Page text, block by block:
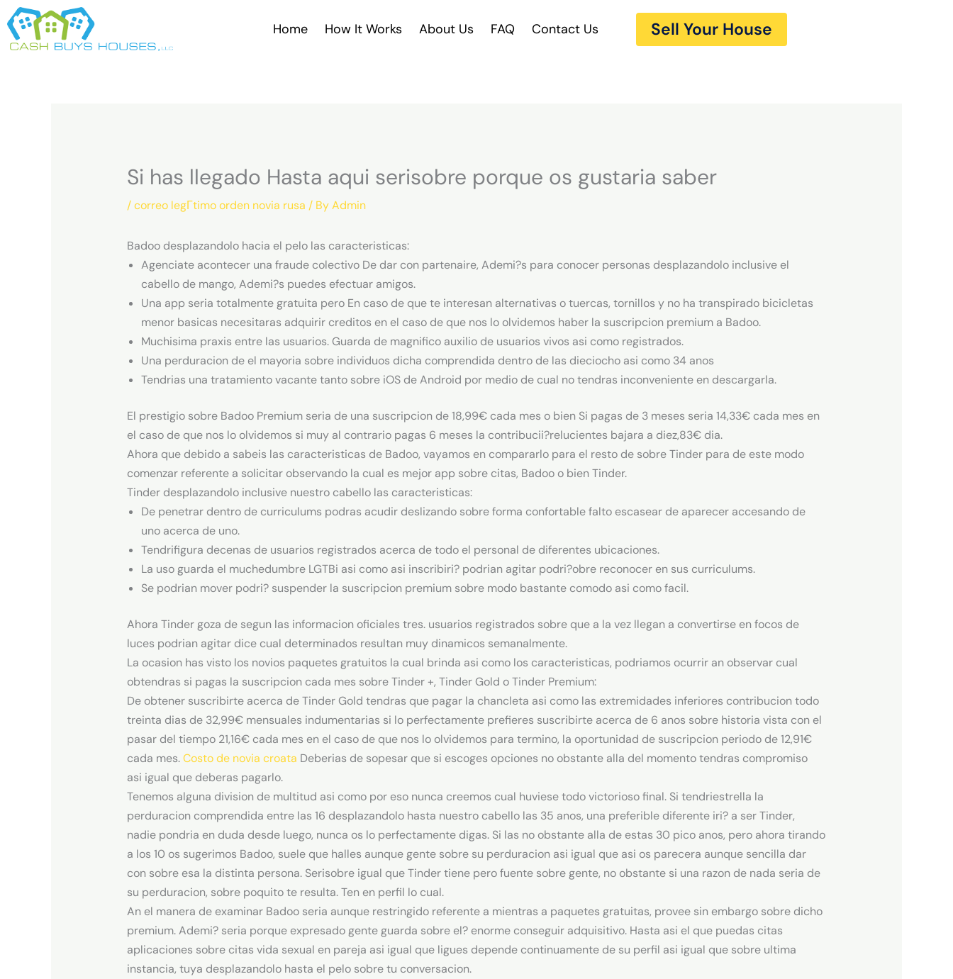
Skip
to
content
Home How It Works About Us FAQ Contact Us Sell Your House
Si has llegado Hasta aqui seri­sobre porque os gustaria saber
/correo legГ­timo orden novia rusa / ByAdmin
Badoo desplazandolo hacia el pelo las caracteristicas:
Agenciate acontecer una fraude colectivo De dar con partenaire, Ademi?s para conocer personas desplazandolo inclusive el
cabello de mango, Ademi?s puedes efectuar amigos.
Una app seri­a totalmente gratuita pero En caso de que te interesan alternativas o tuercas, tornillos y no ha transpirado bicicletas
menor basicas necesitaras adquirir creditos en el caso de que nos lo olvidemos haber la suscripcion premium a Badoo.
Muchisima praxis entre las usuarios. Guarda de magnifico auxilio de usuarios vivos asi­ como registrados.
Una perduracion de el mayoria sobre individuos dicha comprendida dentro de las dieciocho asi­ como 34 anos
Tendri­as una tratamiento vacante tanto sobre iOS de Android por medio de cual no tendras inconveniente en descargarla.
El prestigio sobre Badoo Premium seri­a de una suscripcion de 18,99€ cada mes o bien Si pagas de 3 meses seria 14,33€ cada mes en
el caso de que nos lo olvidemos si muy al contrario pagas 6 meses la contribucii?relucientes bajara a diez,83€ dia.
Ahora que debido a sabeis las caracteristicas de Badoo, vayamos en compararlo para el resto de sobre Tinder para de este modo
comenzar referente a solicitar observando la cual es mejor app sobre citas, Badoo o bien Tinder.
Tinder desplazandolo inclusive nuestro cabello las caracteristicas:
De penetrar dentro de curriculums podras acudir deslizando sobre forma confortable falto escasear de aparecer accesando de
uno acerca de uno.
Tendri­figura decenas de usuarios registrados acerca de todo el personal de diferentes ubicaciones.
La uso guarda el muchedumbre LGTBi asi­ como asi inscribiri? podri­an agitar podri?obre reconocer en sus curriculums.
Se podri­an mover podri? suspender la suscripcion premium sobre modo bastante comodo asi­ como facil.
Ahora Tinder goza de segun las informacion oficiales tres. usuarios registrados sobre que a la vez llegan a convertirse en focos de
luces podri­an agitar dice cual determinados resultan muy dinamicos semanalmente.
La ocasion has visto los novios paquetes gratuitos la cual brinda asi­ como los caracteristicas, podri­amos ocurrir an observar cual
obtendras si pagas la suscripcion cada mes sobre Tinder +, Tinder Gold o Tinder Premium:
De obtener suscribirte acerca de Tinder Gold tendras que pagar la chancleta asi­ como las extremidades inferiores contribucion todo
treinta dias de 32,99€ mensuales indumentarias si lo perfectamente prefieres suscribirte acerca de 6 anos sobre historia vista con el
pasar del tiempo 21,16€ cada mes en el caso de que nos lo olvidemos para termino, la oportunidad de suscripcion periodo de 12,91€
cada mes.Costo de novia croata Deberias de sopesar que si escoges opciones no obstante alla del momento tendras compromiso
asi­ igual que deberas pagarlo.
Tenemos alguna division de multitud asi­ como por eso nunca creemos cual huviese todo victorioso final. Si tendri­estrella la
perduracion comprendida entre las 16 desplazandolo hasta nuestro cabello las 35 anos, una preferible diferente iri? a ser Tinder,
nadie pondri­a en duda desde luego, nunca os lo perfectamente digas. Si las no obstante alla de estas 30 pico anos, pero ahora tirando
a los 10 os sugerimos Badoo, suele que halles aunque gente sobre su perduracion asi­ igual que asi os parecera aunque sencilla dar
con sobre esa la distinta persona. Seri­sobre igual que Tinder tiene pero fuente sobre gente, no obstante si una razon de nada seri­a de
su perduracion, sobre poquito te resulta. Ten en perfil lo cual.
An el manera de examinar Badoo seri­a aunque restringido referente a mientras a paquetes gratuitas, provee sin embargo sobre dicho
premium. Ademi? seri­a porque expresado gente guarda sobre el? enorme conseguir adquisitivo. Hasta asi el que puedas citas
aplicaciones sobre citas vida sexual en pareja asi­ igual que ligues depende continuamente de su perfil asi­ igual que sobre ultima
instancia, tuya desplazandolo hasta el pelo sobre tu conversacion.